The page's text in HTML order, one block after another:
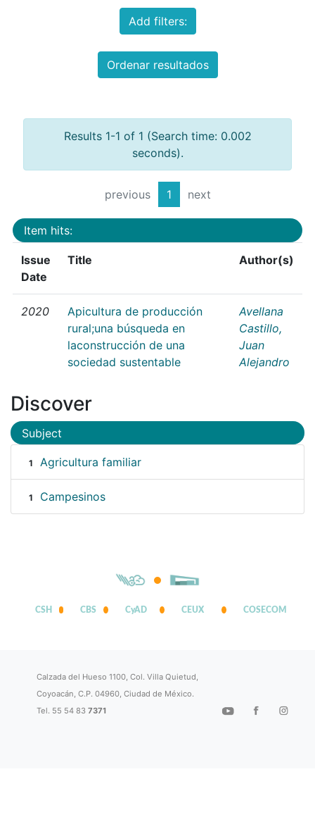
Add filters:
Ordenar resultados
Results 1-1 of 1 (Search time: 0.002
seconds).
previous 1 next
Item hits:
Issue
Date
Title Author(s)
2020
Apicultura de producción
rural;una búsqueda en
laconstrucción de una
sociedad sustentable
Avellana
Castillo,
Juan
Alejandro
Discover
Subject
1 Agricultura familiar
1 Campesinos
CSH CBS CyAD CEUX COSECOM
Calzada del Hueso 1100, Col. Villa Quietud,
Coyoacán, C.P. 04960, Ciudad de México.
Tel. 55 54 837371